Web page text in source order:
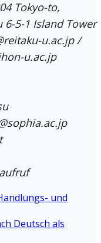
Tokyo-to,
5-1 Island Tower
u.ac.jp/
u.ac.jp
und
Deutsch als